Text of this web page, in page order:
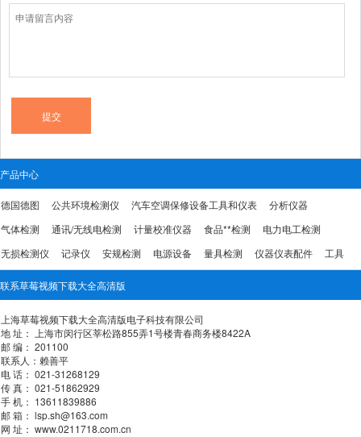
产品中心
德国德图 公共环境检测仪 汽车空调保修设备工具和仪表
分析仪器
气体检测
通讯/无线电检测 计量校准仪器 食品**检测
电力电工检测
无损检测仪
记录仪 安规检测 电源设备 量具检测 仪器仪表配件 工具
联系草莓视频下载大全高清版
上海草莓视频下载大全高清版电子科技有限公司
地 址： 上海市闵行区莘松路855弄1号楼青春商务楼8422A
邮 编： 201100
联系人：赖善平
电 话： 021-31268129
传 真： 021-51862929
手 机： 13611839886
邮 箱： lsp.sh@163.com
网 址： www.0211718.com.cn